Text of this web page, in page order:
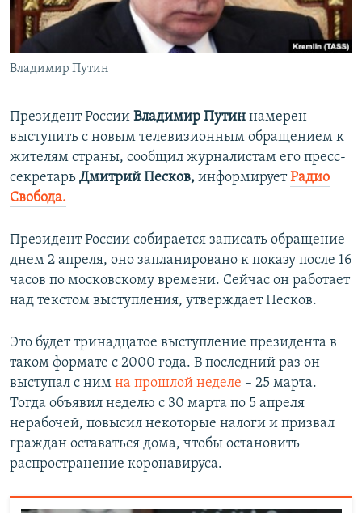
ПОБЕДИТЕЛЕЙ НЕ СУДЯТ?
КРЫМ.НЕПОКОРЕННЫЙ
ELIFBE
ПРИСОЕДИНЯЙТЕСЬ!
Все сайты RFE/RL
Владимир Путин
Президент России Владимир Путин намерен
выступить с новым телевизионным обращением к
жителям страны, сообщил журналистам его пресс-
секретарь Дмитрий Песков, информируетРадио
Свобода.
Президент России собирается записать обращение
днем 2 апреля, оно запланировано к показу после 16
часов по московскому времени. Сейчас он работает
над текстом выступления, утверждает Песков.
Это будет тринадцатое выступление президента в
таком формате с 2000 года. В последний раз он
выступал с ним на прошлой неделе – 25 марта.
Тогда объявил неделю с 30 марта по 5 апреля
нерабочей, повысил некоторые налоги и призвал
граждан оставаться дома, чтобы остановить
распространение коронавируса.